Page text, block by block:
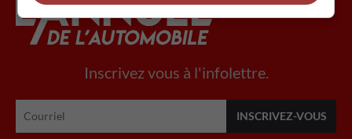
Inscrivez vous à l'infolettre.